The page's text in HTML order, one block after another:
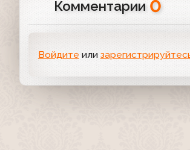
Комментарии 0
Войдите или